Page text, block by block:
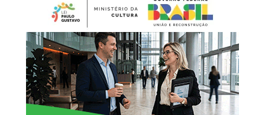
BCG (dose única)
Hepatite B (1ªdose)
2 meses
Pentavalente (1ª dose)
Pólio (1ª dose)
conforme previsto na legislação. Durante esse período, os
produtos ficam impedidos de serem vendidos ou
utilizados até que a situação seja avaliada.